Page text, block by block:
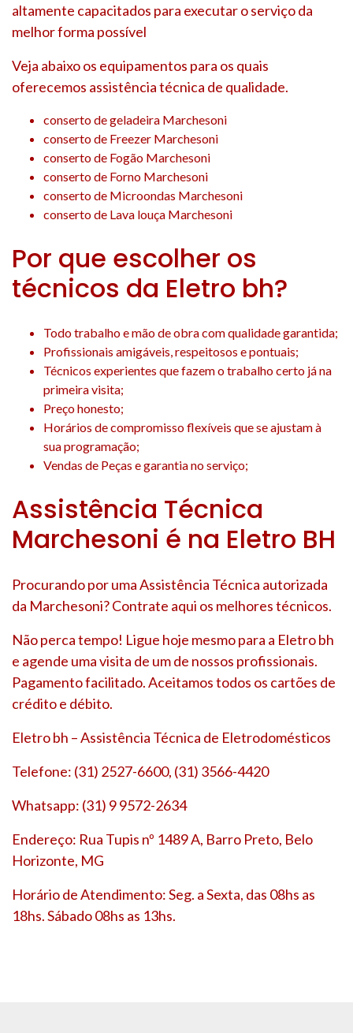
altamente capacitados para executar o serviço da
melhor forma possível
Veja abaixo os equipamentos para os quais
oferecemos assistência técnica de qualidade.
conserto de geladeira Marchesoni
conserto de Freezer Marchesoni
conserto de Fogão Marchesoni
conserto de Forno Marchesoni
conserto de Microondas Marchesoni
conserto de Lava louça Marchesoni
Por que escolher os
técnicos da Eletro bh?
Todo trabalho e mão de obra com qualidade garantida;
Profissionais amigáveis, respeitosos e pontuais;
Técnicos experientes que fazem o trabalho certo já na
primeira visita;
Preço honesto;
Horários de compromisso flexíveis que se ajustam à
sua programação;
Vendas de Peças e garantia no serviço;
Assistência Técnica
Marchesoni é na Eletro BH
Procurando por uma Assistência Técnica autorizada
da Marchesoni? Contrate aqui os melhores técnicos.
Não perca tempo! Ligue hoje mesmo para a Eletro bh
e agende uma visita de um de nossos profissionais.
Pagamento facilitado. Aceitamos todos os cartões de
crédito e débito.
Eletro bh – Assistência Técnica de Eletrodomésticos
Telefone: (31) 2527-6600, (31) 3566-4420
Whatsapp: (31) 9 9572-2634
Endereço: Rua Tupis nº 1489 A, Barro Preto, Belo
Horizonte, MG
Horário de Atendimento: Seg. a Sexta, das 08hs as
18hs. Sábado 08hs as 13hs.